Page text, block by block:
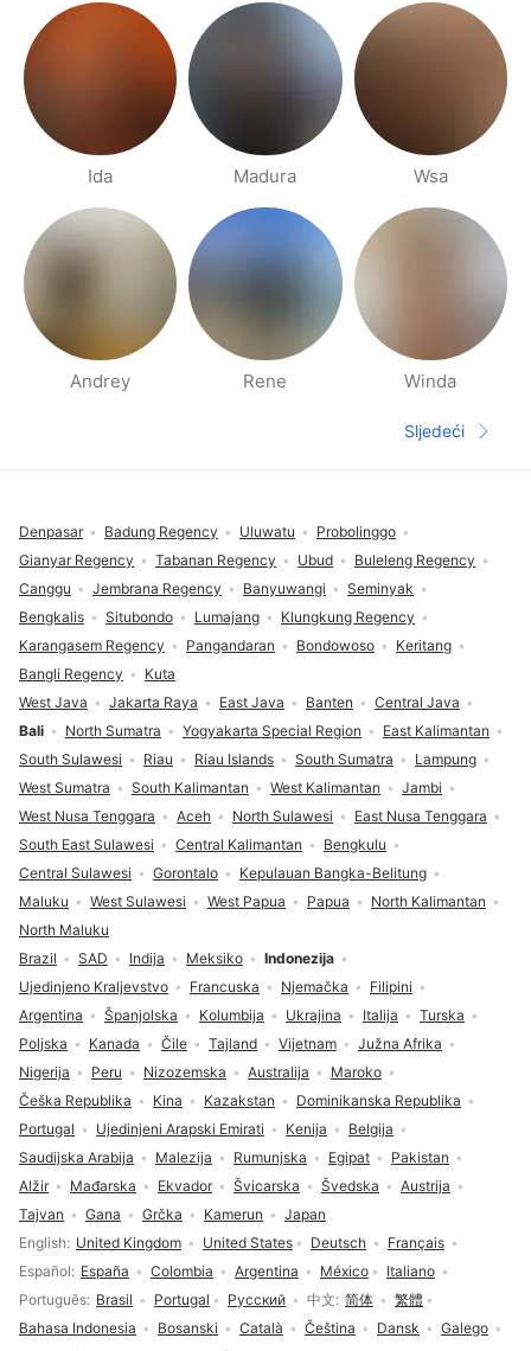
Ida Madura Wsa
Andrey Rene Winda
Sljedeća
Sljedeći
Odabir jezika
English United Kingdom United States Deutsch
Français
Español
España Colombia Argentina México
Italiano
Português Brasil Portugal Русский 中文 简体
繁體
Bahasa Indonesia
Bosanski Català Čeština Dansk
Galego
Brazil SAD Indija Meksiko
Indonezija
Ujedinjeno Kraljevstvo
Francuska Njemačka
Filipini
Argentina
Španjolska Kolumbija Ukrajina Italija
Turska
Poljska
Kanada Čile Tajland Vijetnam
Južna Afrika
Nigerija
Peru Nizozemska Australija
Maroko
Češka Republika
Kina Kazakstan
Dominikanska Republika
Portugal
Ujedinjeni Arapski Emirati Kenija
Belgija
Saudijska Arabija
Malezija Rumunjska Egipat
Pakistan
Alžir
Mađarska Ekvador Švicarska Švedska
Austrija
Tajvan
Gana Grčka Kamerun Japan
West Java Jakarta Raya East Java Banten
Central Java
Bali
North Sumatra Yogyakarta Special Region
East Kalimantan
South Sulawesi
Riau Riau Islands South Sumatra
Lampung
West Sumatra
South Kalimantan West Kalimantan
Jambi
West Nusa Tenggara
Aceh North Sulawesi
East Nusa Tenggara
South East Sulawesi
Central Kalimantan
Bengkulu
Central Sulawesi
Gorontalo
Kepulauan Bangka-Belitung
Maluku
West Sulawesi West Papua Papua
North Kalimantan
North Maluku
Denpasar Badung Regency Uluwatu
Probolinggo
Gianyar Regency
Tabanan Regency Ubud
Buleleng Regency
Canggu
Jembrana Regency Banyuwangi
Seminyak
Bengkalis
Situbondo Lumajang
Klungkung Regency
Karangasem Regency
Pangandaran Bondowoso
Keritang
Bangli Regency
Kuta